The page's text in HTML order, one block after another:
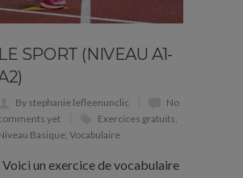
LE SPORT (NIVEAU A1-
By stephanie lefleenunclic
No
yet
Exercices gratuits,
Basique, Vocabulaire
Voici un exercice de vocabulaire